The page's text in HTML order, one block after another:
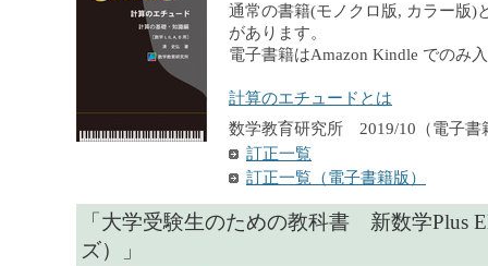
通常の書籍(モノクロ版, カラー版)
があります。
電子書籍はAmazon Kindle でのみ
計算のエチュードとは
数学教育研究所 2019/10（電子書
訂正一覧
訂正一覧（電子書籍版）
「大学受験生のための教科書 新数学Plus
ズ）」